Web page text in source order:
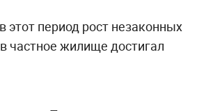
этот период рост незаконных
частное жилище достигал